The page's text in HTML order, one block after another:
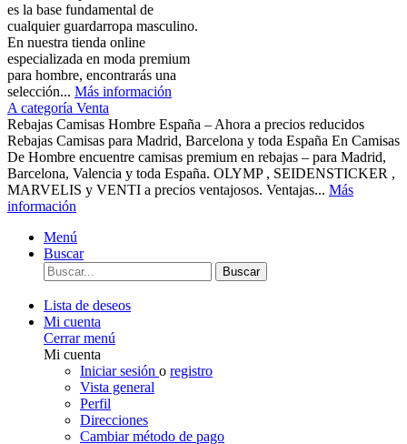
es la base fundamental de
cualquier guardarropa masculino.
En nuestra tienda online
especializada en moda premium
para hombre, encontrarás una
selección... Más información
A categoría Venta
Rebajas Camisas Hombre España – Ahora a precios reducidos
Rebajas Camisas para Madrid, Barcelona y toda España En Camisas
De Hombre encuentre camisas premium en rebajas – para Madrid,
Barcelona, Valencia y toda España. OLYMP , SEIDENSTICKER ,
MARVELIS y VENTI a precios ventajosos. Ventajas... Más
información
Menú
Buscar
Buscar
Lista de deseos
Mi cuenta
Cerrar menú
Mi cuenta
Iniciar sesión o registro
Vista general
Perfil
Direcciones
Cambiar método de pago